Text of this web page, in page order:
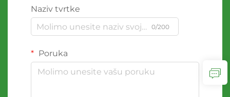
Naziv tvrtke
0/200
Poruka